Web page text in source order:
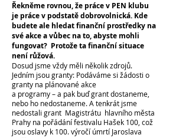
Řekněme rovnou, že práce v PEN klubu
je práce v podstatě dobrovolnická. Kde
budete ale hledat finanční prostředky na
své akce a vůbec na to, abyste mohli
fungovat? Protože ta finanční situace
není růžová.
Dosud jsme vždy měli několik zdrojů.
Jedním jsou granty: Podáváme si žádosti o
granty na plánované akce
a programy – a pak buď grant dostaneme,
nebo ho nedostaneme. A tenkrát jsme
nedostali grant Magistrátu hlavního města
Prahy na pořádání festivalu Hašek 100, což
jsou oslavy k 100. výročí úmrtí Jaroslava